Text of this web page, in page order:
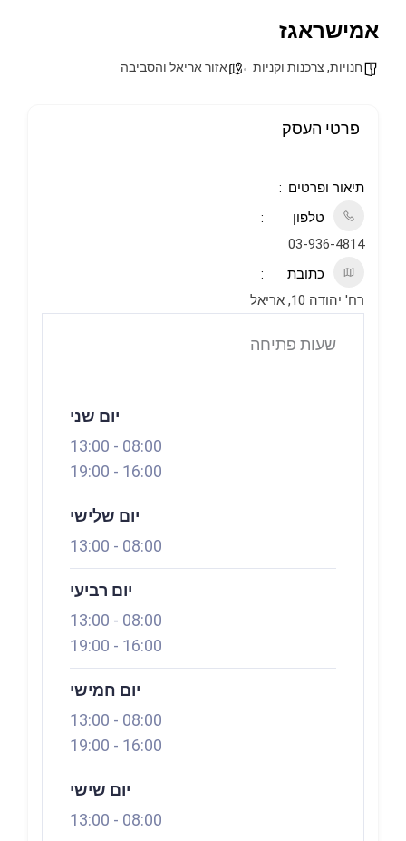
אמישראגז
חנויות, צרכנות וקניות אזור אריאל והסביבה
פרטי העסק
תיאור ופרטים
טלפון
03-936-4814
כתובת
רח' יהודה 10, אריאל
שעות פתיחה
יום שני
08:00
-
13:00
16:00
-
19:00
יום שלישי
08:00
-
13:00
יום רביעי
08:00
-
13:00
16:00
-
19:00
יום חמישי
08:00
-
13:00
16:00
-
19:00
יום שישי
08:00
-
13:00